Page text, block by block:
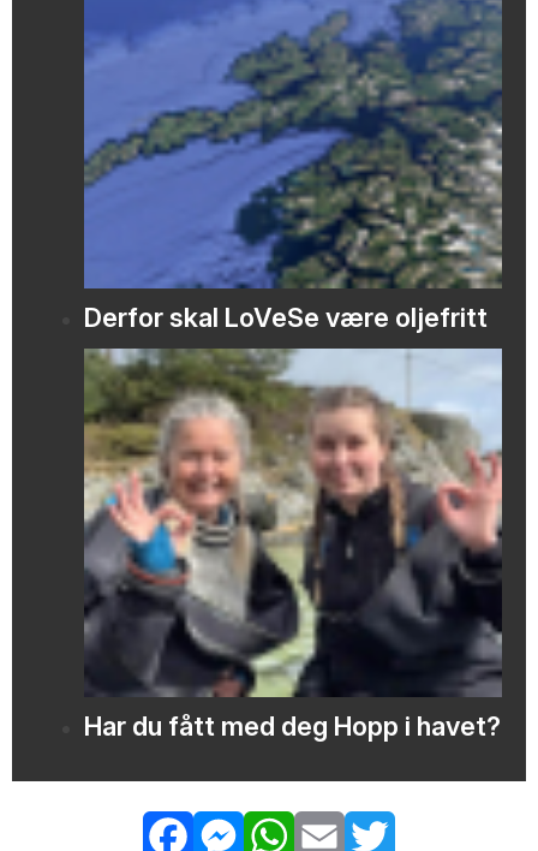
Derfor skal LoVeSe være oljefritt
Har du fått med deg Hopp i havet?